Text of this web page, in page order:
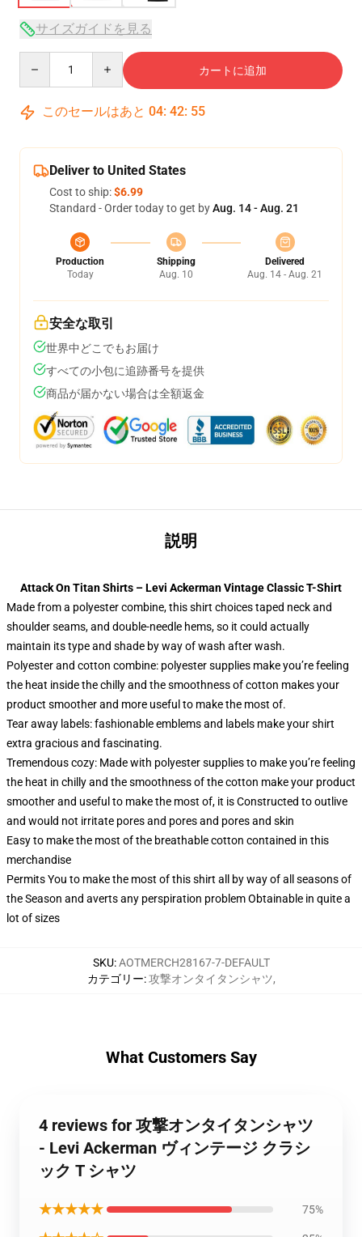
サイズガイドを見る
カートに追加
このセールはあと 04: 42: 54
Deliver to United States
Cost to ship:$6.99
Standard - Order today to get byAug. 14 - Aug. 21
Production
Today
Shipping
Aug. 10
Delivered
Aug. 14 - Aug. 21
安全な取引
世界中どこでもお届け
すべての小包に追跡番号を提供
商品が届かない場合は全額返金
説明
Attack On Titan Shirts – Levi Ackerman Vintage Classic T-Shirt
Made from a polyester combine, this shirt choices taped neck and
shoulder seams, and double-needle hems, so it could actually
maintain its type and shade by way of wash after wash.
Polyester and cotton combine: polyester supplies make you’re feeling
the heat inside the chilly and the smoothness of cotton makes your
product smoother and more useful to make the most of.
Tear away labels: fashionable emblems and labels make your shirt
extra gracious and fascinating.
Tremendous cozy: Made with polyester supplies to make you’re feeling
the heat in chilly and the smoothness of the cotton make your product
smoother and useful to make the most of, it is Constructed to outlive
and would not irritate pores and pores and pores and skin
Easy to make the most of the breathable cotton contained in this
merchandise
Permits You to make the most of this shirt all by way of all seasons of
the Season and averts any perspiration problem Obtainable in quite a
lot of sizes
SKU:AOTMERCH28167-7-DEFAULT
カテゴリー:攻撃オンタイタンシャツ,
What Customers Say
4 reviews for 攻撃オンタイタンシャツ
- Levi Ackerman ヴィンテージ クラシ
ック T シャツ
★★★★★ 75%